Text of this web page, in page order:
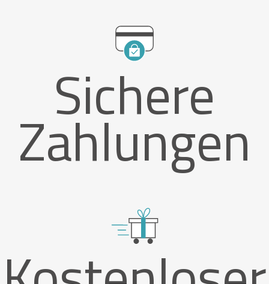
Sichere
Zahlungen